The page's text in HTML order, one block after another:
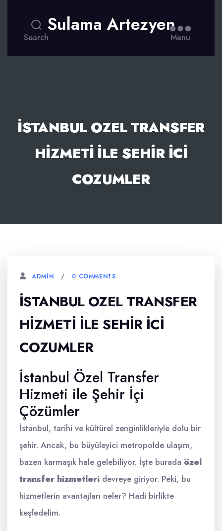
Search
Sulama Artezyen
Menu
İSTANBUL OZEL TRANSFER
HIZMETI İLE SEHIR İCI
COZUMLER
ADMIN 0 COMMENTS
İSTANBUL OZEL TRANSFER
HIZMETI İLE SEHIR İCI
COZUMLER
İstanbul Özel Transfer
Hizmeti ile Şehir İçi
Çözümler
İstanbul, tarihi ve kültürel zenginlikleriyle dolu bir
şehir. Ancak, bu büyüleyici metropolde ulaşım,
bazen karmaşık hale gelebiliyor. İşte burada özel
transfer hizmetleri devreye giriyor. Peki, bu
hizmetlerin avantajları neler? Hadi birlikte
keşfedelim.